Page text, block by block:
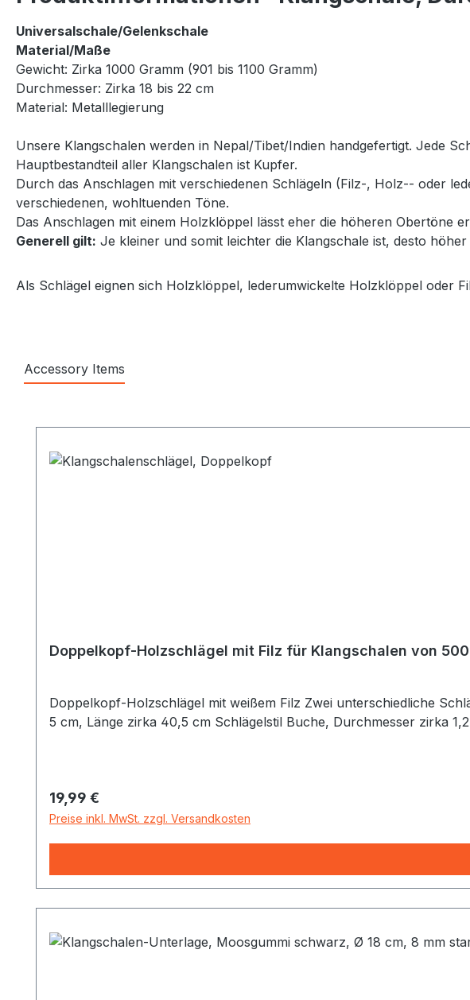
Universalschale/Gelenkschale
Material/Maße
Gewicht: Zirka 1000 Gramm (901 bis 1100 Gramm)
Durchmesser: Zirka 18 bis 22 cm
Material: Metalllegierung
Unsere Klangschalen werden in Nepal/Tibet/Indien handgefertigt. Jede
Hauptbestandteil aller Klangschalen ist Kupfer.
Durch das Anschlagen mit verschiedenen Schlägeln (Filz-, Holz-- oder
verschiedenen, wohltuenden Töne.
Das Anschlagen mit einem Holzklöppel lässt eher die höheren Obertöne
Generell gilt: Je kleiner und somit leichter die Klangschale ist, desto
Als Schlägel eignen sich Holzklöppel, lederumwickelte Holzklöppel oder
Accessory Items
Doppelkopf-Holzschlägel mit Filz für Klangschalen von
Doppelkopf-Holzschlägel mit weißem Filz Zwei unterschiedliche
5 cm, Länge zirka 40,5 cm Schlägelstil Buche, Durchmesser zirka
Regulärer Preis:
19,99 €
Preise inkl. MwSt. zzgl. Versandkosten